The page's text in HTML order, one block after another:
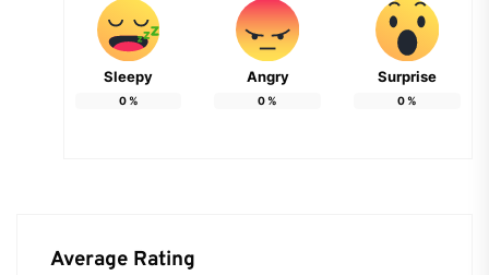
Sleepy
0%
Angry
0%
Surprise
0%
Average Rating